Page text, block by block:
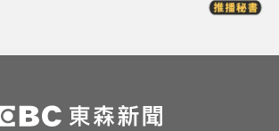
什麼不能畫
湖水怪又現身！遊湖拍到「神
物頭部」官方證實了